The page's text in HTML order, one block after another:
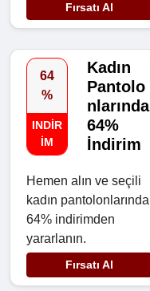
Fırsatı Al
64
%
INDIR
IM
Kadın
Pantolo
nlarında
64%
İndirim
Hemen alın ve seçili
kadın pantolonlarında
64% indirimden
yararlanın.
Fırsatı Al